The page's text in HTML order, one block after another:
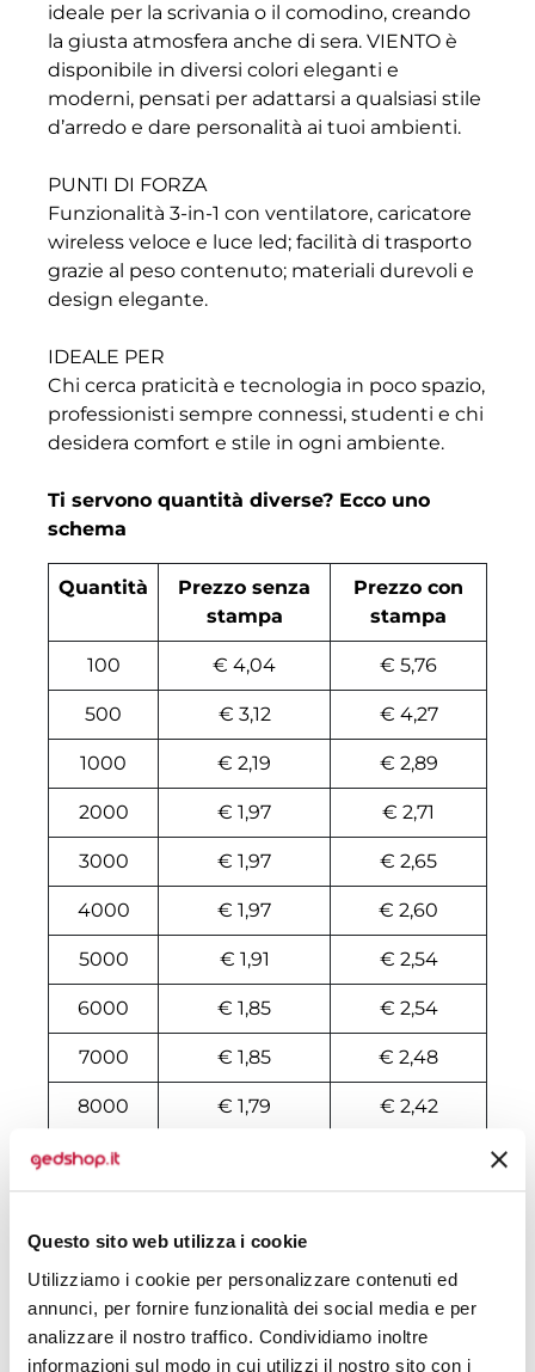
Questo sito web utilizza i cookie
Utilizziamo i cookie per personalizzare contenuti ed
annunci, per fornire funzionalità dei social media e per
analizzare il nostro traffico. Condividiamo inoltre
informazioni sul modo in cui utilizzi il nostro sito con i
ideale per la scrivania o il comodino, creando
la giusta atmosfera anche di sera. VIENTO è
disponibile in diversi colori eleganti e
moderni, pensati per adattarsi a qualsiasi stile
d’arredo e dare personalità ai tuoi ambienti.
PUNTI DI FORZA
Funzionalità 3-in-1 con ventilatore, caricatore
wireless veloce e luce led; facilità di trasporto
grazie al peso contenuto; materiali durevoli e
design elegante.
IDEALE PER
Chi cerca praticità e tecnologia in poco spazio,
professionisti sempre connessi, studenti e chi
desidera comfort e stile in ogni ambiente.
Ti servono quantità diverse? Ecco uno
schema
Quantità
Prezzo senza
stampa
Prezzo con
stampa
100 € 4,04 € 5,76
500 € 3,12 € 4,27
1000 € 2,19 € 2,89
2000 € 1,97 € 2,71
3000 € 1,97 € 2,65
4000 € 1,97 € 2,60
5000 € 1,91 € 2,54
6000 € 1,85 € 2,54
7000 € 1,85 € 2,48
8000 € 1,79 € 2,42
10000
Tecniche di stampa
Domande e risposte